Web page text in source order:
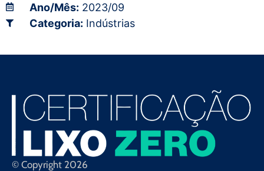
Ano/Mês: 2023/09
Categoria: Indústrias
© Copyright 2026